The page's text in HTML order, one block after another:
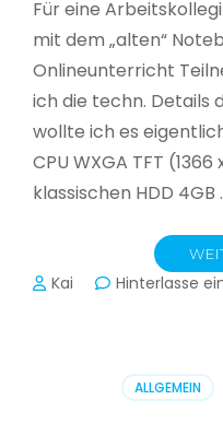
Für eine
mit dem „alten“
Onlineunterricht
ich die techn. Details
wollte ich es
CPU WXGA TFT
klassischen HDD 4GB
Kai Hinterlasse
ALLGEMEIN